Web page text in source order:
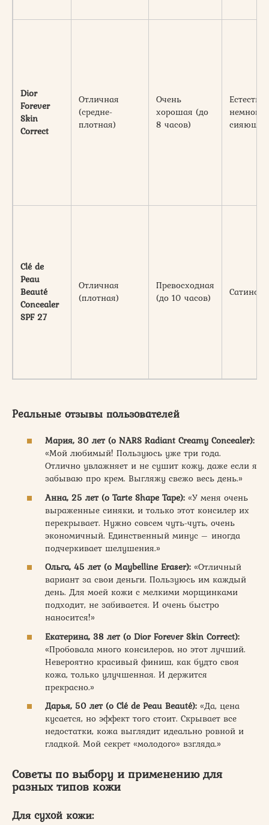
Dior
Forever
Skin
Correct
Отличная
(средне-
плотная)
Очень
хорошая (до
8 часов)
немного
сияющий
Clé de
Peau
Beauté
Concealer
SPF 27
Отличная
(плотная)
Превосходная
(до 10 часов)
Реальные отзывы пользователей
Мария, 30 лет (о NARS Radiant Creamy Concealer):
«Мой любимый! Пользуюсь уже три года.
Отлично увлажняет и не сушит кожу, даже если я
забываю про крем. Выгляжу свежо весь день.»
Анна, 25 лет (о Tarte Shape Tape): «У меня очень
выраженные синяки, и только этот консилер их
перекрывает. Нужно совсем чуть-чуть, очень
экономичный. Единственный минус – иногда
подчеркивает шелушения.»
Ольга, 45 лет (о Maybelline Eraser): «Отличный
вариант за свои деньги. Пользуюсь им каждый
день. Для моей кожи с мелкими морщинками
подходит, не забивается. И очень быстро
наносится!»
Екатерина, 38 лет (о Dior Forever Skin Correct):
«Пробовала много консилеров, но этот лучший.
Невероятно красивый финиш, как будто своя
кожа, только улучшенная. И держится
прекрасно.»
Дарья, 50 лет (о Clé de Peau Beauté): «Да, цена
кусается, но эффект того стоит. Скрывает все
недостатки, кожа выглядит идеально ровной и
гладкой. Мой секрет «молодого» взгляда.»
Советы по выбору и применению для
разных типов кожи
Для сухой кожи: